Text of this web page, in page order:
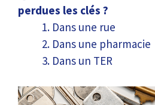
perdues les clés ?
Dans une rue
Dans une pharmacie
Dans un TER